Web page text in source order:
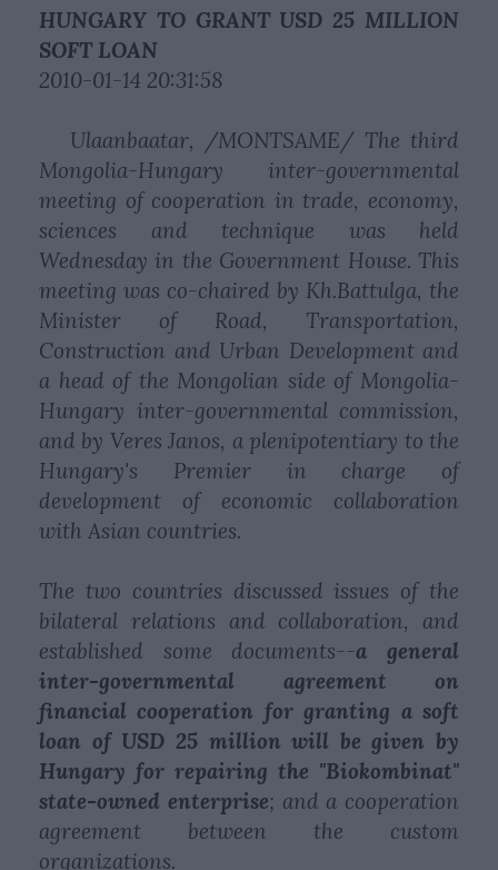
HUNGARY TO GRANT USD 25 MILLION
SOFT LOAN
2010-01-14 20:31:58
Ulaanbaatar, /MONTSAME/ The third
Mongolia-Hungary inter-governmental
meeting of cooperation in trade, economy,
sciences and technique was held
Wednesday in the Government House. This
meeting was co-chaired by Kh.Battulga, the
Minister of Road, Transportation,
Construction and Urban Development and
a head of the Mongolian side of Mongolia-
Hungary inter-governmental commission,
and by Veres Janos, a plenipotentiary to the
Hungary's Premier in charge of
development of economic collaboration
with Asian countries.
The two countries discussed issues of the
bilateral relations and collaboration, and
established some documents--a general
inter-governmental agreement on
financial cooperation for granting a soft
loan of USD 25 million will be given by
Hungary for repairing the "Biokombinat"
state-owned enterprise; and a cooperation
agreement between the custom
organizations.